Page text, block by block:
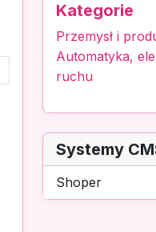
Kategorie
Przemysł i
Automatyka,
ruchu
Systemy
Shoper